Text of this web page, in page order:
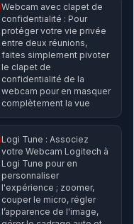
Webcam avec clapet de
confidentialité : Pour
protéger votre vie privée
entre deux réunions,
faites simplement pivoter
le clapet de
confidentialité de la
webcam pour en masquer
complètement la vue
Logi Tune : Associez
votre Webcam Logitech à
Logi Tune pour en
personnaliser
l'expérience ; zoomer,
couper le micro, régler
l’apparence de l'image,